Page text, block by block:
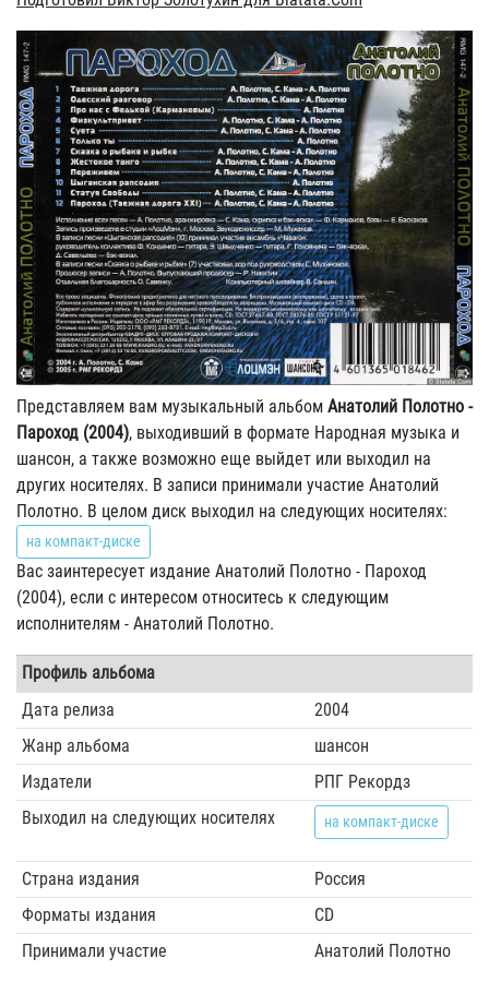
Представляем вам музыкальный альбом Анатолий Полотно -
Пароход (2004), выходивший в формате Народная музыка и
шансон, а также возможно еще выйдет или выходил на
других носителях. В записи принимали участие Анатолий
Полотно. В целом диск выходил на следующих носителях:
на компакт-диске
Вас заинтересует издание Анатолий Полотно - Пароход
(2004), если с интересом относитесь к следующим
исполнителям - Анатолий Полотно.
Профиль альбома
Дата релиза
2004
Жанр альбома
шансон
Издатели
РПГ Рекордз
Выходил на следующих носителях
на компакт-диске
Страна издания
Россия
Форматы издания
CD
Принимали участие
Анатолий Полотно